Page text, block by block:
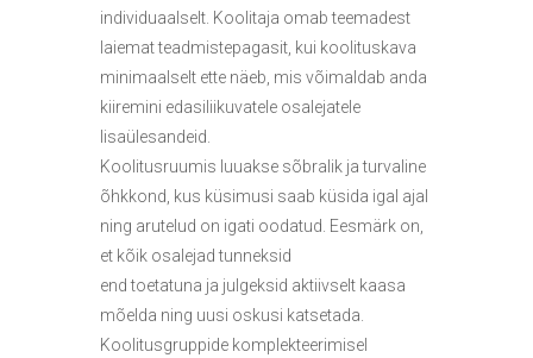
individuaalselt. Koolitaja omab teemadest
laiemat teadmistepagasit, kui koolituskava
minimaalselt ette näeb, mis võimaldab anda
kiiremini edasiliikuvatele osalejatele
lisaülesandeid.
Koolitusruumis luuakse sõbralik ja turvaline
õhkkond, kus küsimusi saab küsida igal ajal
ning arutelud on igati oodatud. Eesmärk on,
et kõik osalejad tunneksid
end toetatuna ja julgeksid aktiivselt kaasa
mõelda ning uusi oskusi katsetada.
Koolitusgruppide komplekteerimisel